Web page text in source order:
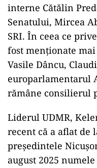
interne Cătălin
Senatului, Mircea
SRI. În ceea ce
fost menționate
Vasile Dâncu,
europarlamentarul
rămâne consilierul
Liderul UDMR,
recent că a aflat de
președintele
august 2025